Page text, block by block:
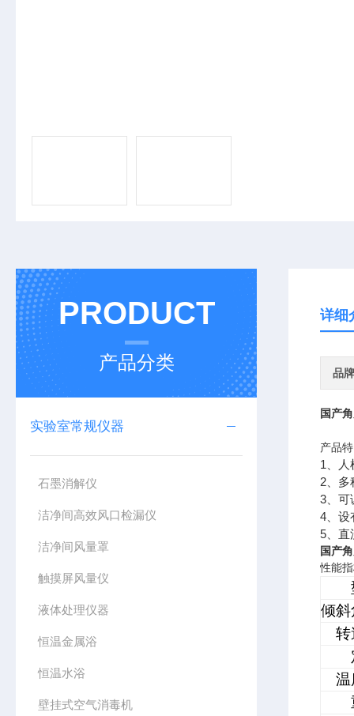
PRODUCT
产品分类
实验室常规仪器
石墨消解仪
洁净间高效风口检漏仪
洁净间风量罩
触摸屏风量仪
液体处理仪器
恒温金属浴
恒温水浴
壁挂式空气消毒机
详细
品牌
国产
产品
1、人
2、多
3、可
4、设
5、直
国产
性能
倾
转
温